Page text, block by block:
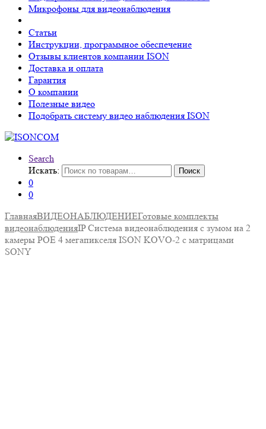
Микрофоны для видеонаблюдения
Статьи
Инструкции, программное обеспечение
Отзывы клиентов компании ISON
Доставка и оплата
Гарантия
О компании
Полезные видео
Подобрать систему видео наблюдения ISON
Search
Искать:
Поиск
0
0
ГлавнаяВИДЕОНАБЛЮДЕНИЕГотовые комплекты
видеонаблюденияIP Система видеонаблюдения с зумом на 2
камеры POE 4 мегапикселя ISON KOVO-2 с матрицами
SONY